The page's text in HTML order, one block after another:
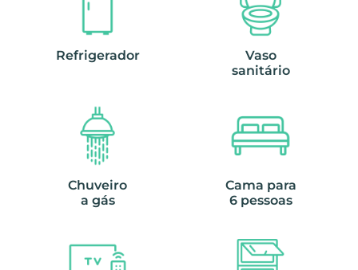
Refrigerador
Vaso
sanitário
Chuveiro
a gás
Cama para
6 pessoas